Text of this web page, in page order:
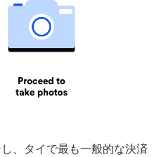
、タイで最も一般的な決済